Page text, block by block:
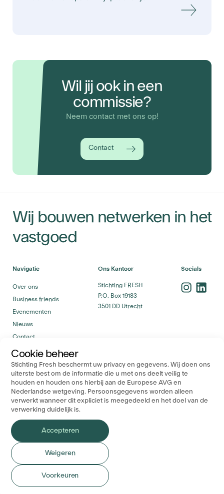
Cookie beheer
Stichting Fresh beschermt uw privacy en gegevens. Wij doen ons
uiterste best om de informatie die u met ons deelt veilig te
houden en houden ons hierbij aan de Europese AVG en
Nederlandse wetgeving. Persoonsgegevens worden alleen
verwerkt wanneer dit expliciet is meegedeeld en het doel van de
verwerking duidelijk is.
Accepteren
Weigeren
Voorkeuren
Wil jij ook in een
commissie?
Neem contact met ons op!
Contact
Wij bouwen netwerken in het
vastgoed
Navigatie
Over ons
Business friends
Evenementen
Nieuws
Contact
Ons Kantoor
Stichting FRESH
P.O. Box 19183
3501 DD Utrecht
Socials
Voor vragen, neem gerust contact op Contact
Benieuwd naar ons vacatureplatform?
Algemene voorwaarden Cookie Policy
Privacy Policy Copyright Fresh